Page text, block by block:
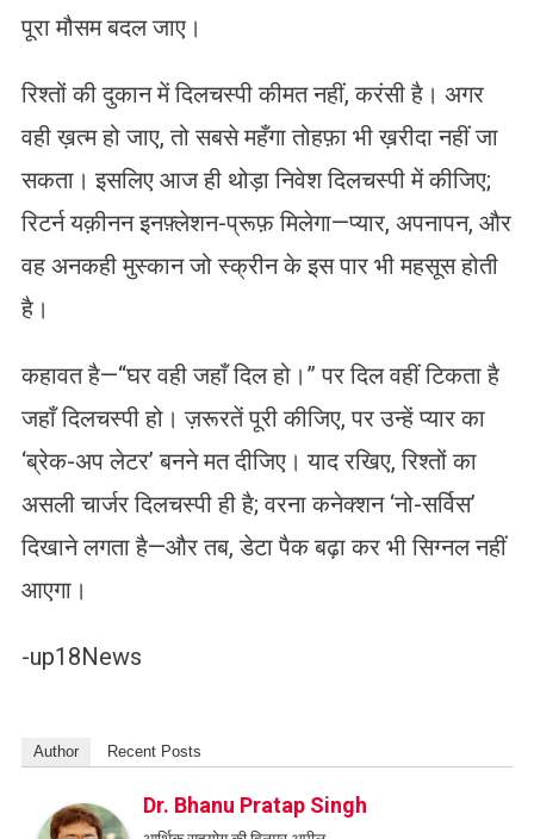
पूरा मौसम बदल जाए।
रिश्तों की दुकान में दिलचस्पी कीमत नहीं, करंसी है। अगर
वही ख़त्म हो जाए, तो सबसे महँगा तोहफ़ा भी ख़रीदा नहीं जा
सकता। इसलिए आज ही थोड़ा निवेश दिलचस्पी में कीजिए;
रिटर्न यक़ीनन इनफ़्लेशन-प्रूफ़ मिलेगा—प्यार, अपनापन, और
वह अनकही मुस्कान जो स्क्रीन के इस पार भी महसूस होती
है।
कहावत है—“घर वही जहाँ दिल हो।” पर दिल वहीं टिकता है
जहाँ दिलचस्पी हो। ज़रूरतें पूरी कीजिए, पर उन्हें प्यार का
‘ब्रेक-अप लेटर’ बनने मत दीजिए। याद रखिए, रिश्तों का
असली चार्जर दिलचस्पी ही है; वरना कनेक्शन ‘नो-सर्विस’
दिखाने लगता है—और तब, डेटा पैक बढ़ा कर भी सिग्नल नहीं
आएगा।
-up18News
Author Recent Posts
Dr. Bhanu Pratap Singh